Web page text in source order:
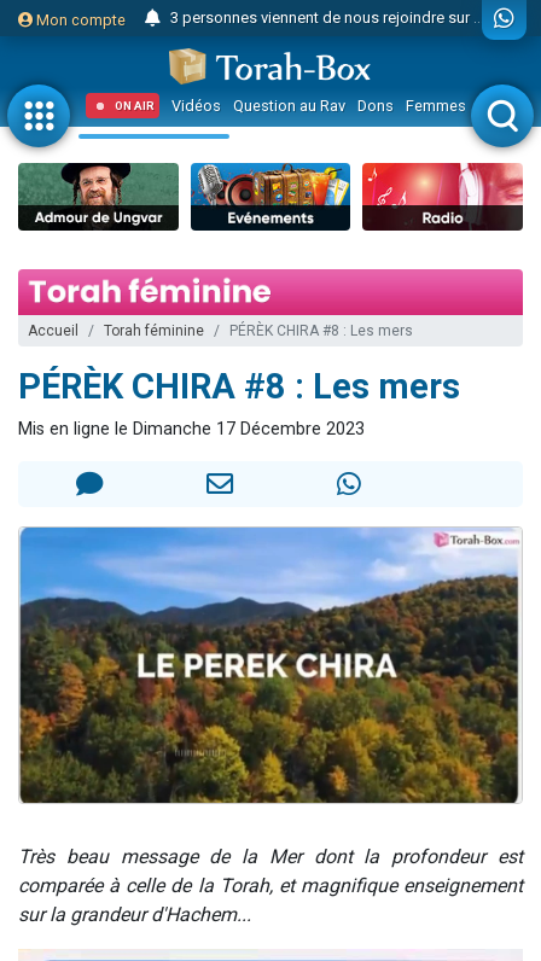
Mon compte 3 personnes viennent de nous rejoindre sur WhatsApp
Odaya vient de donner son Maasser
3 personnes viennent de faire un don pour 5 jours de vacances aux Orphelins
3 personnes viennent de faire un don pour Diane, 80 ans, dans un appartement insalubre
2 personnes viennent de nous rejoindre sur WhatsApp
13 personnes viennent de demander une bénédiction
30 personnes viennent de faire un don pour Sauvez la jambe de Yohan
Il reste 49 places pour étudier en groupe sur Zoom
12 nouvelles musiques dans Torah-Box Music
8 personnes viennent de faire un don pour Tsédaka : pauvres d'Israel
Nouvelle émission radio : Visions de grandeur n°104 : Le Chabbath et le Birkat Hamazone à travers le temps
Il reste 49 places pour étudier en groupe sur Zoom
Ariel vient de donner son Maasser
Nathaniel vient de donner son Maasser
4 personnes viennent de nous rejoindre sur WhatsApp
ON AIR Vidéos Question au Rav Dons Femmes Enfants
Accueil Torah féminine PÉRÈK CHIRA #8 : Les mers
PÉRÈK CHIRA #8 : Les mers
Mis en ligne le Dimanche 17 Décembre 2023
Très beau message de la Mer dont la profondeur est
comparée à celle de la Torah, et magnifique enseignement
sur la grandeur d'Hachem...